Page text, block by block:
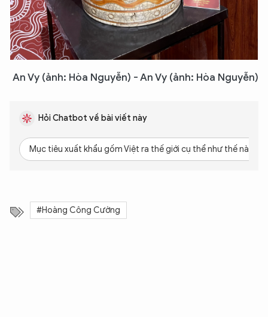
An Vy (ảnh: Hòa Nguyễn) - An Vy (ảnh: Hòa Nguyễn)
Hỏi Chatbot về bài viết này
Mục tiêu xuất khẩu gốm Việt ra thế giới cụ thể như thế nào?
#Hoàng Công Cường